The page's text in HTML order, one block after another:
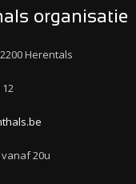
organisatie
Herentals
12
vanaf 20u